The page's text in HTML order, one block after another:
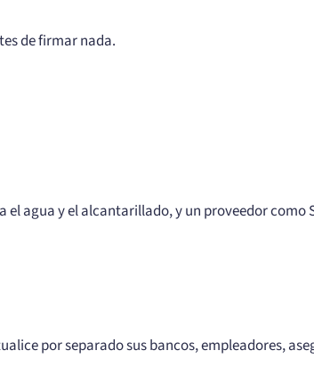
de firmar nada.
agua y el alcantarillado, y un proveedor como
por separado sus bancos, empleadores,